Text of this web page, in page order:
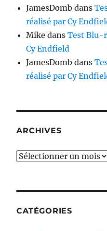
JamesDomb dans
réalisé par Cy
Mike dansTest Blu-
Cy Endfield
JamesDomb dans
réalisé par Cy
ARCHIVES
Archives
CATÉGORIES